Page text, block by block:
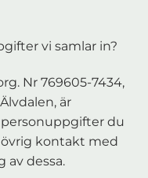
vi samlar in?
Nr 769605-7434,
är
du
kontakt med
av dessa.